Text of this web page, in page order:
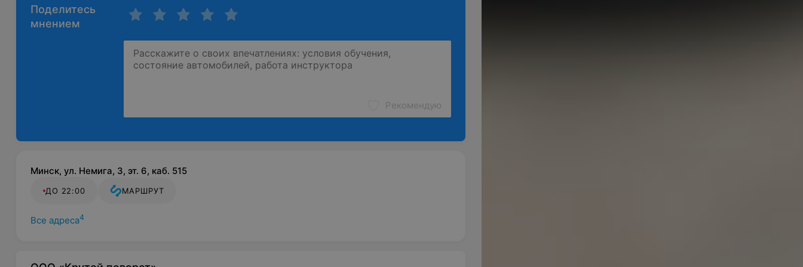
Поделитесь
мнением
Рекомендую
Минск, ул. Немига, 3, эт. 6, каб. 515
ДО 22:00 МАРШРУТ
Все адреса4